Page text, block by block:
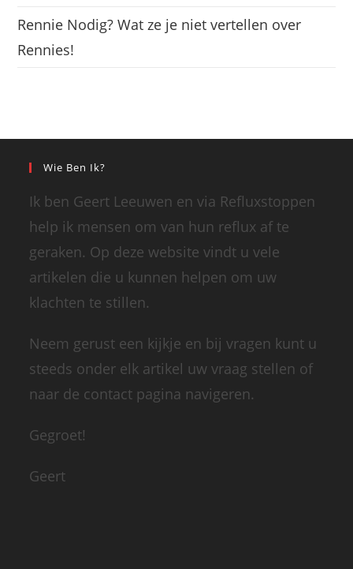
Rennie Nodig? Wat ze je niet vertellen over
Rennies!
Wie Ben Ik?
Ik ben Geert Leeuwen en via Refluxstoppen
help ik mensen om van hun reflux af te
geraken. Op deze website vindt u vele
artikelen die u kunnen helpen om uw
klachten te stillen.
Neem gerust een kijkje en bij vragen kunt u
steeds onder elk artikel uw vraag stellen of
naar de contact pagina navigeren.
Gegroet!
Geert